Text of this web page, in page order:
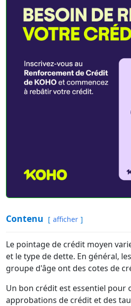
Contenu afficher
Le pointage de crédit moyen
et le type de dette. En général,
groupe d'âge ont des cotes de
Un bon crédit est essentiel pour
approbations de crédit et des